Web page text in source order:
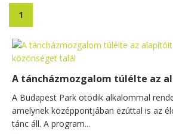
1
A táncházmozgalom túlélte az
A Budapest Park ötödik alkalommal
amelynek középpontjában ezúttal is az
tánc áll. A program...